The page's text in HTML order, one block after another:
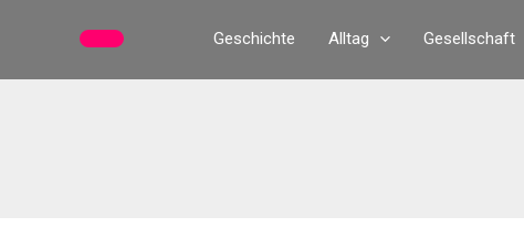
Geschichte Alltag Gesellschaft